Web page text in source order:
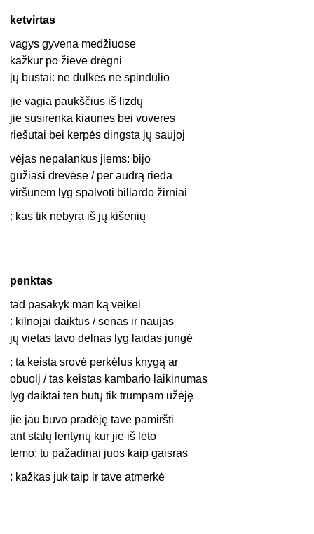
ketvirtas
vagys gyvena medžiuose
kažkur po žieve drėgni
jų būstai: nė dulkės nė spindulio
jie vagia paukščius iš lizdų
jie susirenka kiaunes bei voveres
riešutai bei kerpės dingsta jų saujoj
vėjas nepalankus jiems: bijo
gūžiasi drevėse / per audrą rieda
viršūnėm lyg spalvoti biliardo žirniai
: kas tik nebyra iš jų kišenių
penktas
tad pasakyk man ką veikei
: kilnojai daiktus / senas ir naujas
jų vietas tavo delnas lyg laidas jungė
: ta keista srovė perkėlus knygą ar
obuolį / tas keistas kambario laikinumas
lyg daiktai ten būtų tik trumpam užėję
jie jau buvo pradėję tave pamiršti
ant stalų lentynų kur jie iš lėto
temo: tu pažadinai juos kaip gaisras
: kažkas juk taip ir tave atmerkė